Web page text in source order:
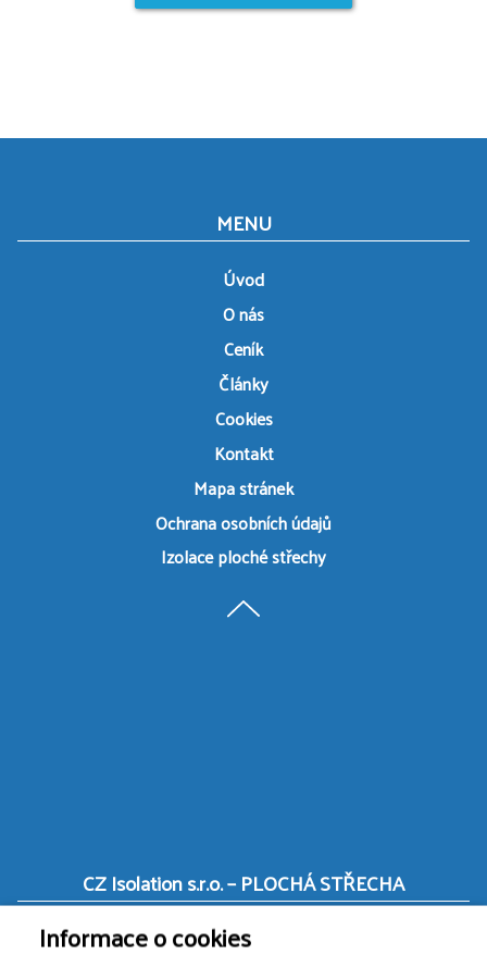
MENU
Úvod
O nás
Ceník
Články
Cookies
Kontakt
Mapa stránek
Ochrana osobních údajů
Izolace ploché střechy
CZ Isolation s.r.o. – PLOCHÁ STŘECHA
Vídeňská 286/144,
Informace o cookies